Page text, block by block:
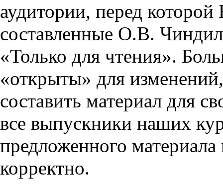
аудитории, перед
составленные О.В.
«Только для чтения».
«открыты» для
составить материал для
все выпускники наших
предложенного
корректно.